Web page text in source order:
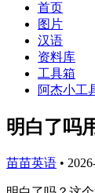
首页
图片
汉语
资料库
工具箱
阿杰小工
明白了吗
苗苗英语 •